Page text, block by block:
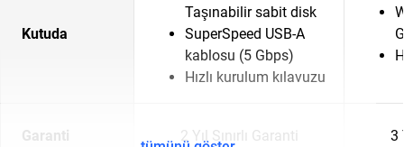
Kutuda
Taşınabilir sabit disk
SuperSpeed USB-A
kablosu (5 Gbps)
Hızlı kurulum kılavuzu
Garanti 2 Yıl Sınırlı Garanti 3